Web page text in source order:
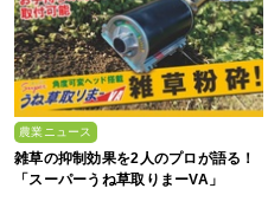
農業ニュース
雑草の抑制効果を2人のプロが語る！
「スーパーうね草取りまーVA」